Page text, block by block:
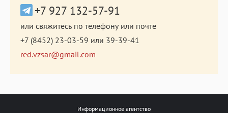
+7 927 132-57-91
или свяжитесь по телефону или почте
+7 (8452) 23-03-59 или 39-39-41
red.vzsar@gmail.com
Информационное агентство